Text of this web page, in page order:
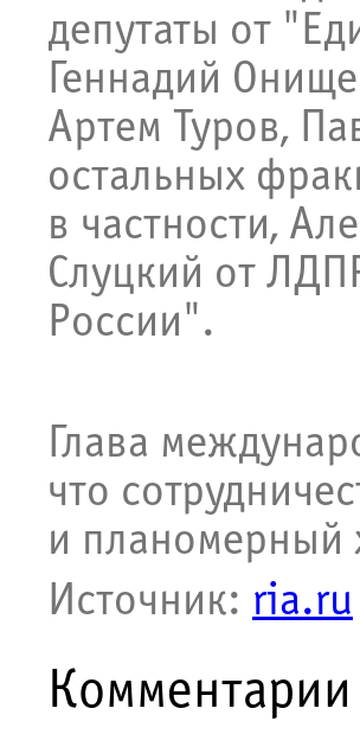
депутаты от
Геннадий
Артем Туров,
остальных
в частности,
Слуцкий от
России".
Глава
что
и планомерный
Источник: ria.ru
Комментарии